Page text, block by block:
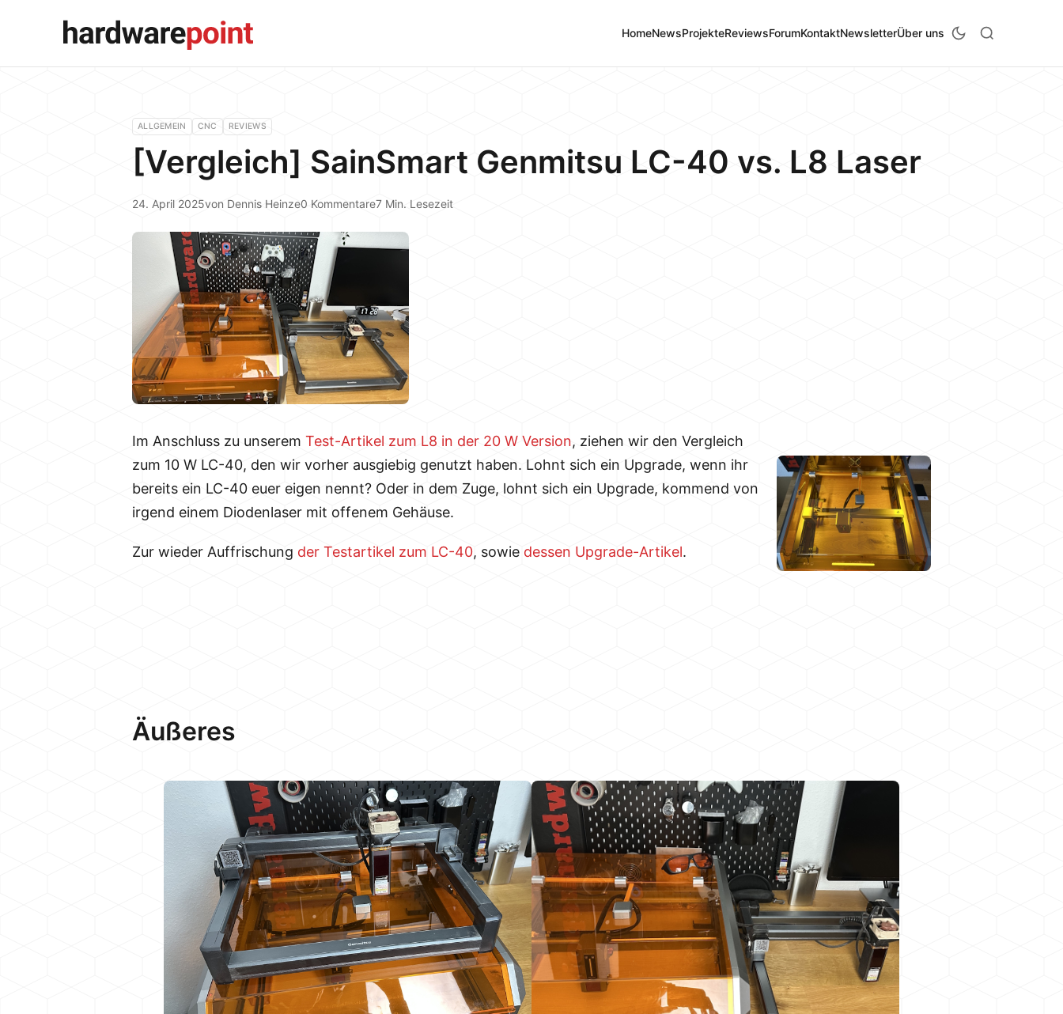
HomeNewsProjekteReviewsForumKontaktNewsletterÜber uns
ALLGEMEIN CNC REVIEWS
[Vergleich] SainSmart Genmitsu LC-40 vs. L8 Laser
24. April 2025von Dennis Heinze0 Kommentare7 Min. Lesezeit
Im Anschluss zu unserem Test-Artikel zum L8 in der 20 W Version, ziehen wir den Vergleich
zum 10 W LC-40, den wir vorher ausgiebig genutzt haben. Lohnt sich ein Upgrade, wenn ihr
bereits ein LC-40 euer eigen nennt? Oder in dem Zuge, lohnt sich ein Upgrade, kommend von
irgend einem Diodenlaser mit offenem Gehäuse.
Zur wieder Auffrischung der Testartikel zum LC-40, sowie dessen Upgrade-Artikel.
Äußeres